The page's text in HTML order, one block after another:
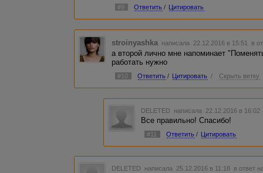
#9 Ответить / Цитировать
stroinyashka написала 22.12.2016 в 15:51 в
а второй лично мне напоминает
работать нужно
#10 Ответить / Цитировать / Скрыть ветку
DELETED написала 22.12.2016 в
Все правильно! Спасибо!
#11 Ответить / Цитировать
DELETED написала 25.12.2016 в 11:18 в ответ